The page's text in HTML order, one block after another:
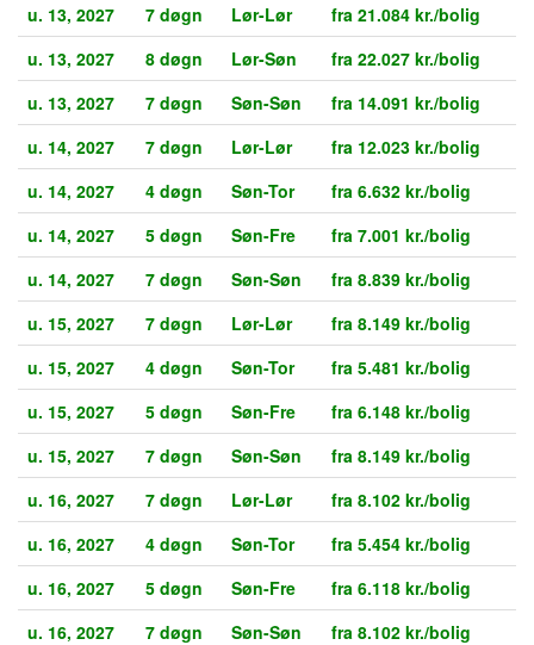
u. 13, 2027
7 døgn Lør-Lør
fra 21.084 kr./bolig
u. 13, 2027
8 døgn Lør-Søn
fra 22.027 kr./bolig
u. 13, 2027
7 døgn Søn-Søn
fra 14.091 kr./bolig
u. 14, 2027
7 døgn Lør-Lør
fra 12.023 kr./bolig
u. 14, 2027
4 døgn Søn-Tor
fra 6.632 kr./bolig
u. 14, 2027
5 døgn Søn-Fre
fra 7.001 kr./bolig
u. 14, 2027
7 døgn Søn-Søn
fra 8.839 kr./bolig
u. 15, 2027
7 døgn Lør-Lør
fra 8.149 kr./bolig
u. 15, 2027
4 døgn Søn-Tor
fra 5.481 kr./bolig
u. 15, 2027
5 døgn Søn-Fre
fra 6.148 kr./bolig
u. 15, 2027
7 døgn Søn-Søn
fra 8.149 kr./bolig
u. 16, 2027
7 døgn Lør-Lør
fra 8.102 kr./bolig
u. 16, 2027
4 døgn Søn-Tor
fra 5.454 kr./bolig
u. 16, 2027
5 døgn Søn-Fre
fra 6.118 kr./bolig
u. 16, 2027
7 døgn Søn-Søn
fra 8.102 kr./bolig